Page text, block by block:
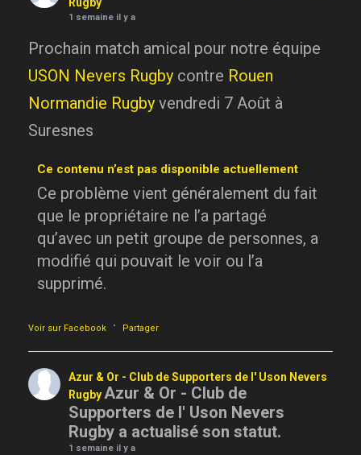
Rugby
1 semaine il y a
Prochain match amical pour notre équipe
USON Nevers Rugby contre Rouen
Normandie Rugby vendredi 7 Août à
Suresnes
Ce contenu n’est pas disponible actuellement
Ce problème vient généralement du fait
que le propriétaire ne l’a partagé
qu’avec un petit groupe de personnes, a
modifié qui pouvait le voir ou l’a
supprimé.
Voir sur Facebook · Partager
Azur & Or - Club de Supporters de l' Uson Nevers
RugbyAzur & Or - Club de
Supporters de l' Uson Nevers
Rugby a actualisé son statut.
1 semaine il y a